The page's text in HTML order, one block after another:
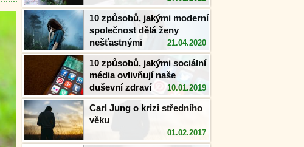
10 způsobů, jakými moderní
společnost dělá ženy
nešťastnými
21.04.2020
10 způsobů, jakými sociální
média ovlivňují naše
duševní zdraví
10.01.2019
Carl Jung o krizi středního
věku
01.02.2017